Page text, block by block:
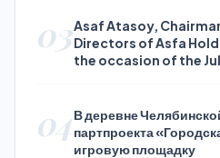
03Asaf Atasoy,
Directors of Asfa
the occasion of the
04В деревне
партпроекта
игровую площадку